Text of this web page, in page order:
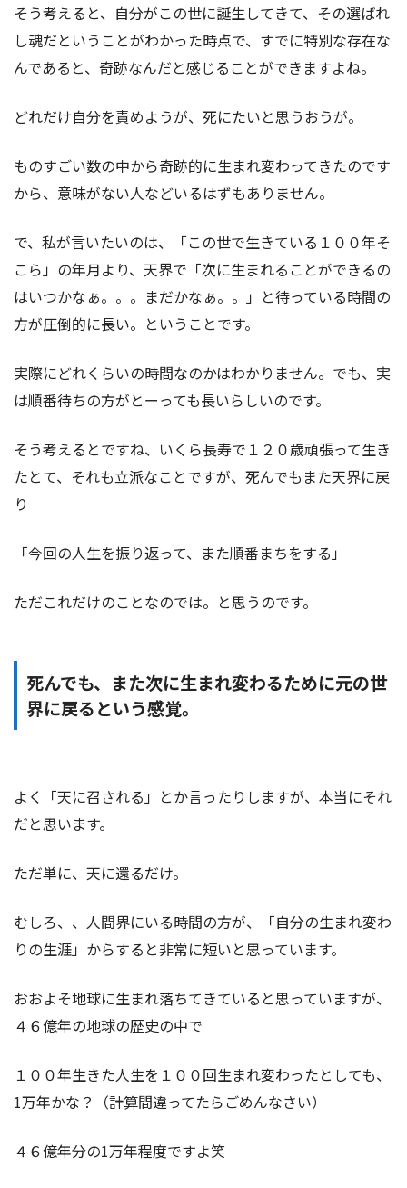
そう考えると、自分がこの世に誕生してきて、その選ばれ
し魂だということがわかった時点で、すでに特別な存在な
んであると、奇跡なんだと感じることができますよね。
どれだけ自分を責めようが、死にたいと思うおうが。
ものすごい数の中から奇跡的に生まれ変わってきたのです
から、意味がない人などいるはずもありません。
で、私が言いたいのは、「この世で生きている１００年そ
こら」の年月より、天界で「次に生まれることができるの
はいつかなぁ。。。まだかなぁ。。」と待っている時間の
方が圧倒的に長い。ということです。
実際にどれくらいの時間なのかはわかりません。でも、実
は順番待ちの方がとーっても長いらしいのです。
そう考えるとですね、いくら長寿で１２０歳頑張って生き
たとて、それも立派なことですが、死んでもまた天界に戻
り
「今回の人生を振り返って、また順番まちをする」
ただこれだけのことなのでは。と思うのです。
死んでも、また次に生まれ変わるために元の世
界に戻るという感覚。
よく「天に召される」とか言ったりしますが、本当にそれ
だと思います。
ただ単に、天に還るだけ。
むしろ、、人間界にいる時間の方が、「自分の生まれ変わ
りの生涯」からすると非常に短いと思っています。
おおよそ地球に生まれ落ちてきていると思っていますが、
４６億年の地球の歴史の中で
１００年生きた人生を１００回生まれ変わったとしても、
1万年かな？（計算間違ってたらごめんなさい）
４６億年分の1万年程度ですよ笑